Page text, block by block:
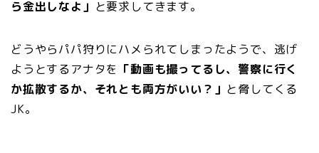
ら金出しなよ」 と要求してきます。
どうやらパパ狩りにハメられてしまったようで、逃げ
ようとするアナタを 「動画も撮ってるし、警察に行く
か拡散するか、それとも両方がいい？ 」 と脅してくる
JK。